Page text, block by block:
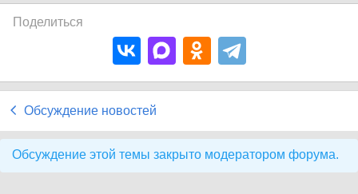
Поделиться
Обсуждение новостей
Обсуждение этой темы закрыто модератором форума.